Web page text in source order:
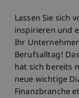
Lassen Sie sich
inspirieren und
Ihr
Berufsalltag!
hat sich bereits
neue wichtige
Finanzbranche